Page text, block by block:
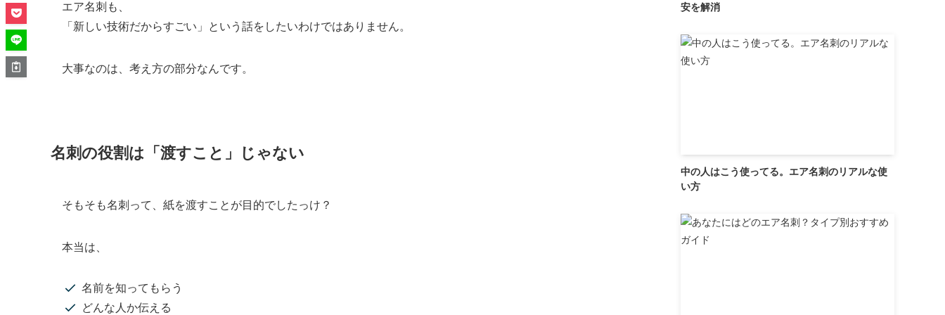
エア名刺も、
「新しい技術だからすごい」という話をしたいわけではありません。
大事なのは、考え方の部分なんです。
名刺の役割は「渡すこと」じゃない
そもそも名刺って、紙を渡すことが目的でしたっけ？
本当は、
名前を知ってもらう
どんな人か伝える
安を解消
中の人はこう使ってる。エア名刺のリアルな使
い方